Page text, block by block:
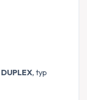
DUPLEX, typ